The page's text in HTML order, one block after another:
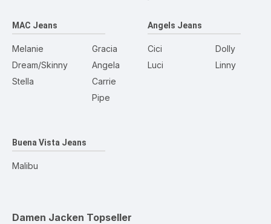
MAC Jeans
Melanie
Dream/Skinny
Stella
Gracia
Angela
Carrie
Pipe
Angels Jeans
Cici
Luci
Dolly
Linny
Buena Vista Jeans
Malibu
Damen Jacken Topseller